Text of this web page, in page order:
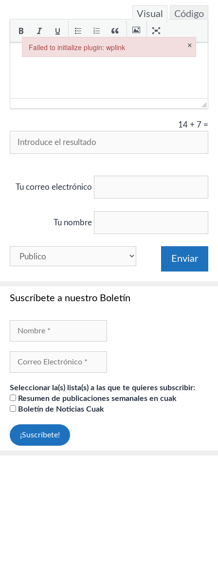
Visual Código
14 + 7 =
Tu correo electrónico
Tu nombre
Suscríbete a nuestro Boletín
Seleccionar la(s) lista(s) a las que te quieres subscribir:
Resumen de publicaciones semanales en cuak
Boletín de Noticias Cuak
Failed to initialize plugin: wplink ×
Failed to initialize plugin: wplink